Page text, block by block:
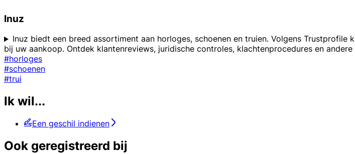
Inuz
Inuz biedt een breed assortiment aan horloges, schoenen en truien. Volgens
bij uw aankoop. Ontdek klantenreviews, juridische controles, klachtenprocedures en
#horloges
#schoenen
#trui
Ik wil...
Een geschil indienen
Ook geregistreerd bij